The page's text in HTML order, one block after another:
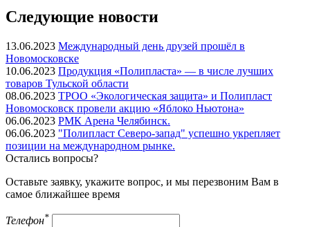
Следующие новости
13.06.2023 Международный день друзей прошёл в
Новомосковске
10.06.2023 Продукция «Полипласта» — в числе лучших
товаров Тульской области
08.06.2023 ТРОО «Экологическая защита» и Полипласт
Новомосковск провели акцию «Яблоко Ньютона»
06.06.2023 РМК Арена Челябинск.
06.06.2023 "Полипласт Северо-запад" успешно укрепляет
позиции на международном рынке.
Остались вопросы?
Оставьте заявку, укажите вопрос, и мы перезвоним Вам в
самое ближайшее время
Телефон*